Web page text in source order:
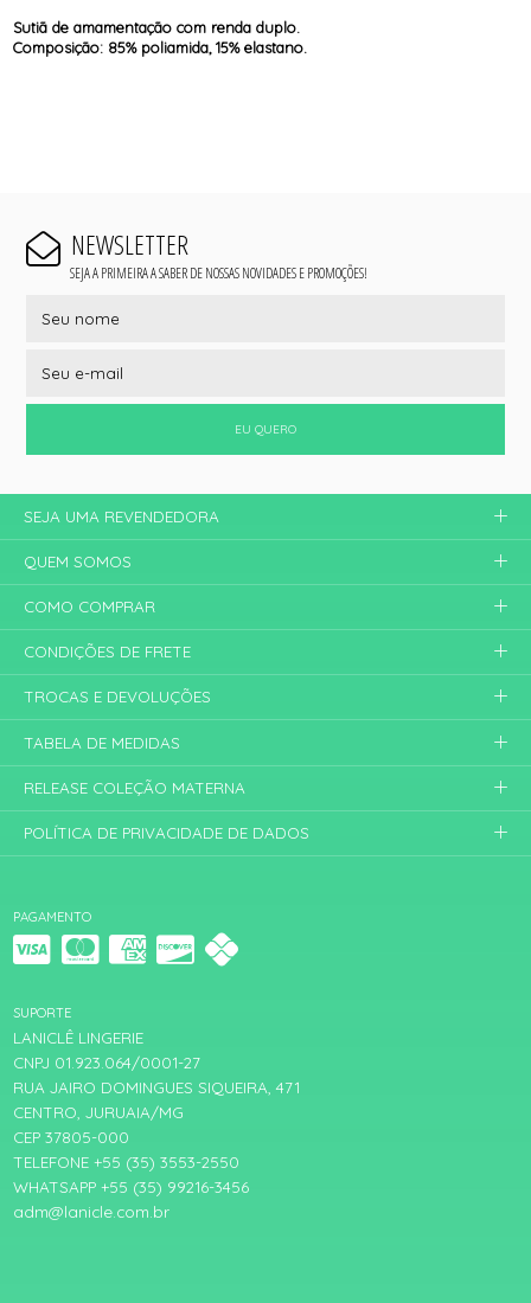
Sutiã de amamentação com renda duplo.
Composição: 85% poliamida, 15% elastano.
NEWSLETTER
SEJA A PRIMEIRA A SABER DE NOSSAS NOVIDADES E PROMOÇÕES!
EU QUERO
PAGAMENTO
SUPORTE
LANICLÊ LINGERIE
CNPJ 01.923.064/0001-27
RUA JAIRO DOMINGUES SIQUEIRA, 471
CENTRO, JURUAIA/MG
CEP 37805-000
TELEFONE +55 (35) 3553-2550
WHATSAPP +55 (35) 99216-3456
adm@lanicle.com.br
SEJA UMA REVENDEDORA
QUEM SOMOS
COMO COMPRAR
CONDIÇÕES DE FRETE
TROCAS E DEVOLUÇÕES
TABELA DE MEDIDAS
RELEASE COLEÇÃO MATERNA
POLÍTICA DE PRIVACIDADE DE DADOS